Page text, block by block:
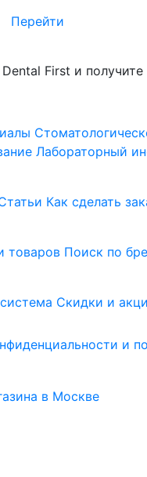
Перейти
First и
Лабораторный
Как сделать
товаров Поиск по
Скидки и
и